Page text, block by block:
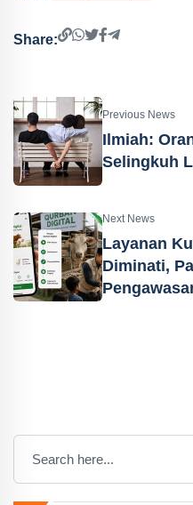
Share:
Previous News
Ilmiah:
Selingkuh
Next News
Layanan
Diminati,